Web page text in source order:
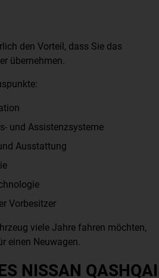
den Vorteil, dass Sie das
übernehmen.
und Assistenzsysteme
Ausstattung
Vorbesitzer
viele Jahre fahren möchten,
einen Neuwagen.
NISSAN QASHQAI